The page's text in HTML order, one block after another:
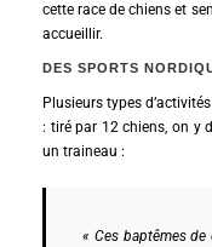
cette race de chiens et
accueillir.
DES SPORTS
Plusieurs types
: tiré par 12 chiens, on y
un traineau :
« Ces baptêmes de